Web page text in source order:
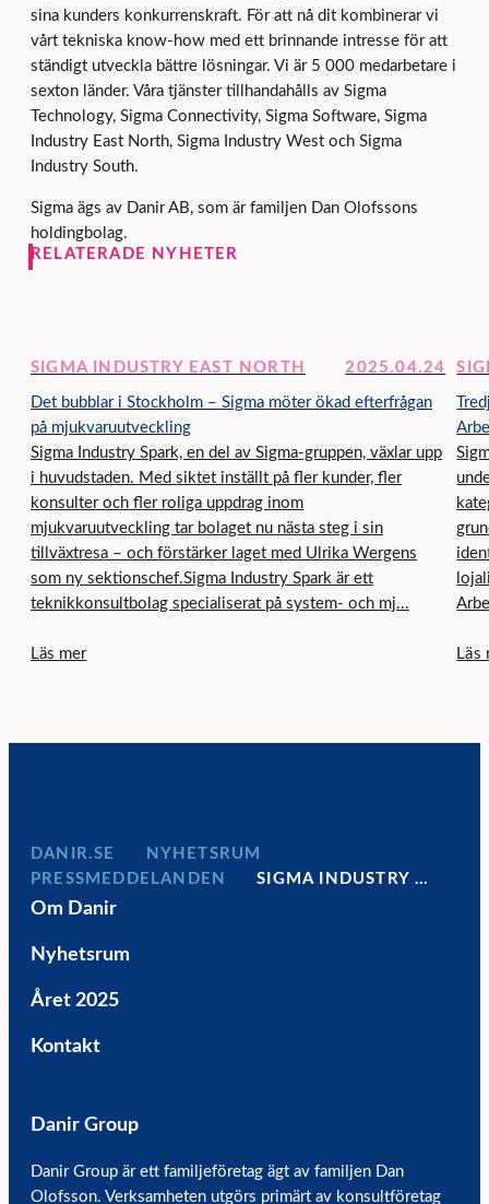
sina kunders konkurrenskraft. För att nå dit kombinerar vi
vårt tekniska know-how med ett brinnande intresse för att
ständigt utveckla bättre lösningar. Vi är 5 000 medarbetare i
sexton länder. Våra tjänster tillhandahålls av Sigma
Technology, Sigma Connectivity, Sigma Software, Sigma
Industry East North, Sigma Industry West och Sigma
Industry South.
Sigma ägs av Danir AB, som är familjen Dan Olofssons
holdingbolag.
RELATERADE NYHETER
SIGMA INDUSTRY EAST NORTH 2025.04.24
Det bubblar i Stockholm – Sigma möter ökad efterfrågan
på mjukvaruutveckling
Sigma Industry Spark, en del av Sigma-gruppen, växlar upp
i huvudstaden. Med siktet inställt på fler kunder, fler
konsulter och fler roliga uppdrag inom
mjukvaruutveckling tar bolaget nu nästa steg i sin
tillväxtresa – och förstärker laget med Ulrika Wergens
som ny sektionschef.Sigma Industry Spark är ett
teknikkonsultbolag specialiserat på system- och mj...
Läs mer Läs
DANIR
NYHETSRUM
PRESSMEDDELANDEN
SIGMA INDUSTRY …
Om Danir
Nyhetsrum
Året 2025
Kontakt
Danir Group
Danir Group är ett familjeföretag ägt av familjen Dan
Olofsson. Verksamheten utgörs primärt av konsultföretag